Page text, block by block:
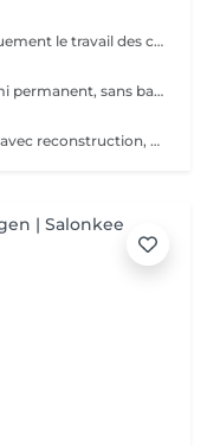
La pédicure classique comprend uniquement le travail des cuticules ainsi que le limage des ongles afin de leur redonner une forme propre et soignée. Cette prestation permet d'avoir des ongles nets et bien entretenus, sans pose de vernis ni soin complet des pieds.
Cette prestation est seulement du semi permanent, sans bain de pieds ni soins des callosités.
Cette prestation est seulement du gel avec reconstruction, sans bain de pieds ni soins des callosités.